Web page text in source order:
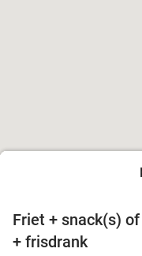
food
food
Friet + snack(s)
+ frisdrank